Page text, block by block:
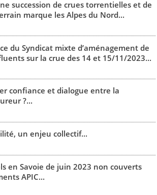
succession de crues torrentielles et de
marque les Alpes du Nord...
du Syndicat mixte d’aménagement de
sur la crue des 14 et 15/11/2023...
confiance et dialogue entre la
?...
un enjeu collectif...
en Savoie de juin 2023 non couverts
APIC...